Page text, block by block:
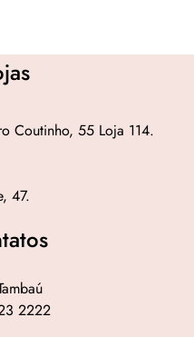
Coutinho, 55 Loja 114.
47.
2222